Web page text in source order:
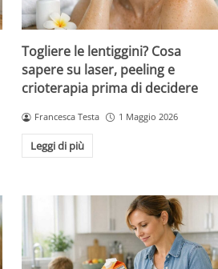
Togliere le lentiggini? Cosa
sapere su laser, peeling e
crioterapia prima di decidere
Francesca Testa 1 Maggio 2026
Leggi di più